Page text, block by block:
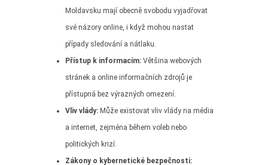
Moldavsku mají obecně svobodu vyjadřovat
své názory online, i když mohou nastat
případy sledování a nátlaku.
Přístup k informacím: Většina webových
stránek a online informačních zdrojů je
přístupná bez výrazných omezení.
Vliv vlády: Může existovat vliv vlády na média
a internet, zejména během voleb nebo
politických krizí.
Zákony o kybernetické bezpečnosti: